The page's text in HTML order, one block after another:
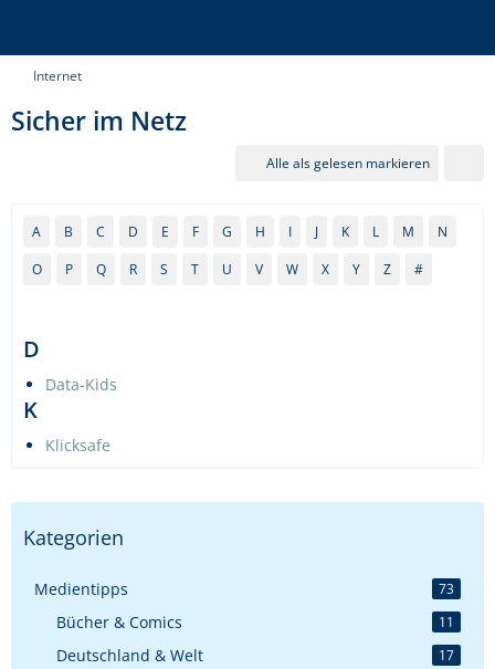
Internet
Sicher im Netz
Alle als gelesen markieren
A B C D E F G H I J K L M
N
O
P Q R S T U V W X Y Z #
D
Data-Kids
K
Klicksafe
Kategorien
Medientipps 73
Bücher & Comics 11
Deutschland & Welt 17